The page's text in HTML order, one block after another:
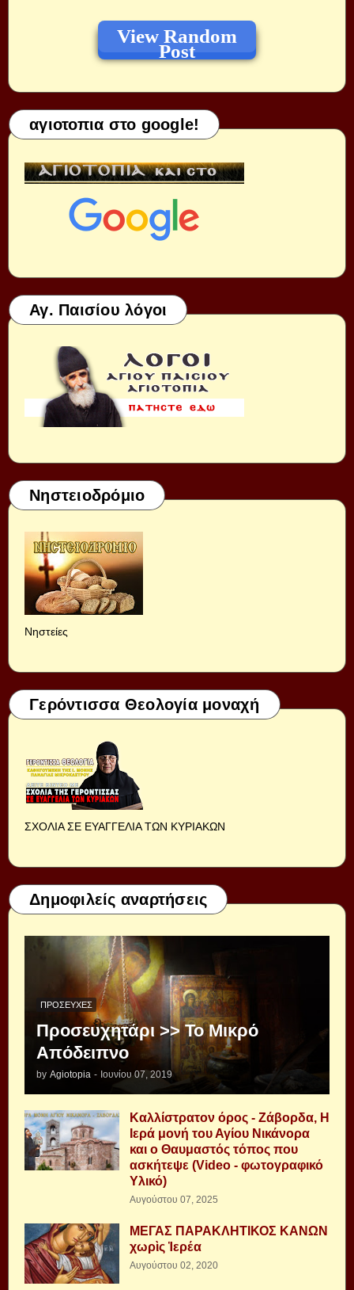
View Random
Post
αγιοτοπια στο google!
Αγ. Παισίου λόγοι
Νηστειοδρόμιο
Νηστείες
Γερόντισσα Θεολογία μοναχή
ΣΧΟΛΙΑ ΣΕ ΕΥΑΓΓΕΛΙΑ ΤΩΝ ΚΥΡΙΑΚΩΝ
Δημοφιλείς αναρτήσεις
ΠΡΟΣΕΥΧΈΣ
Προσευχητάρι >> Το Μικρό
Απόδειπνο
by Agiotopia - Ιουνίου 07, 2019
Καλλίστρατον όρος - Ζάβορδα, Η
Ιερά μονή του Αγίου Νικάνορα
και ο Θαυμαστός τόπος που
ασκήτεψε (Video - φωτογραφικό
Υλικό)
Αυγούστου 07, 2025
ΜΕΓΑΣ ΠΑΡΑΚΛΗΤΙΚΟΣ ΚΑΝΩΝ
χωρὶς Ἱερέα
Αυγούστου 02, 2020